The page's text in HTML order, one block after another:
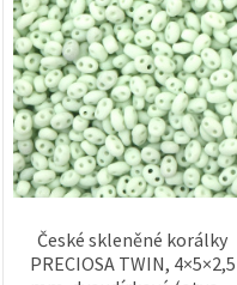
České skleněné korálky
PRECIOSA TWIN, 4×5×2,5